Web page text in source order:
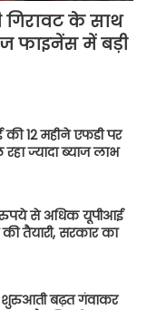
गिरावट के साथ
फाइनेंस में बड़ी
12 महीने एफडी पर
ज्यादा ब्याज लाभ
रुपये से अधिक यूपीआई
तैयारी, सरकार का
शुरुआती बढ़त गंवाकर